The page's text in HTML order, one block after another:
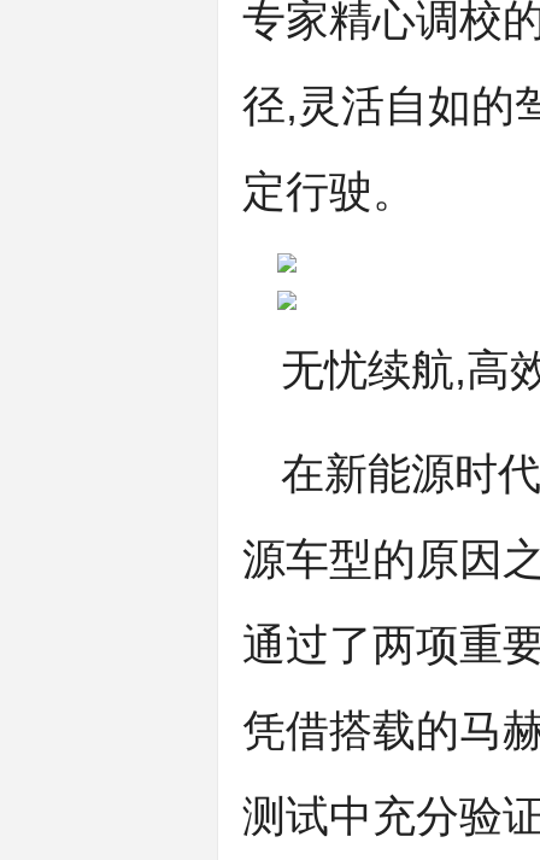
专家精心调校
径,灵活自如的
定行驶。
无忧续航,高
在新能源时
源车型的原因
通过了两项重
凭借搭载的马
测试中充分验